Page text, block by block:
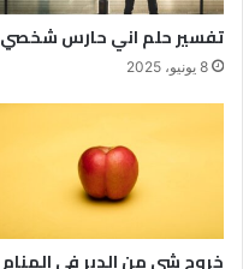
تفسير حلم اني حارس شخصي
8 يونيو، 2025
خروج شي من الدبر في المنام